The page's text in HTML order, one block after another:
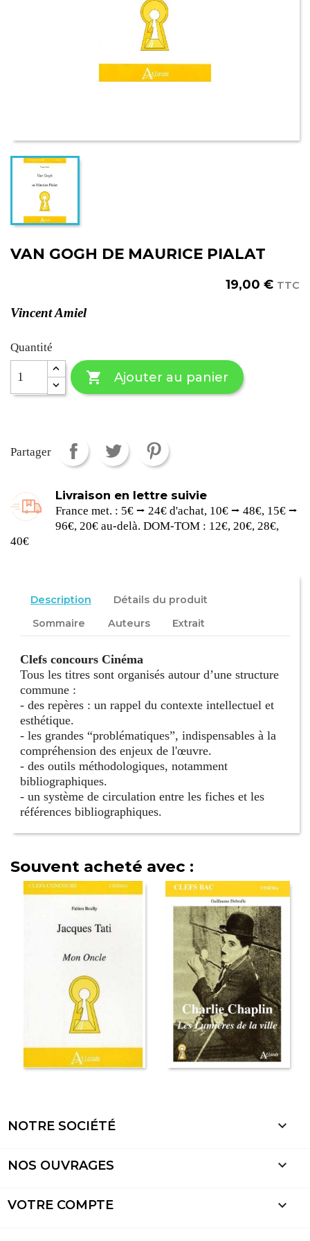
VAN GOGH DE MAURICE PIALAT
19,00 € TTC
Vincent Amiel
Quantité
 Ajouter au panier
Partager
Livraison en lettre suivie
France met. : 5€ ⭢ 24€ d'achat, 10€ ⭢ 48€, 15€ ⭢
96€, 20€ au-delà. DOM-TOM : 12€, 20€, 28€,
40€
Description
Détails du produit
Sommaire
Auteurs Extrait
Clefs concours Cinéma
Tous les titres sont organisés autour d’une structure
commune :
- des repères : un rappel du contexte intellectuel et
esthétique.
- les grandes “problématiques”, indispensables à la
compréhension des enjeux de l'œuvre.
- des outils méthodologiques, notamment
bibliographiques.
- un système de circulation entre les fiches et les
références bibliographiques.
Souvent acheté avec :
NOTRE SOCIÉTÉ 
NOS OUVRAGES 
VOTRE COMPTE 